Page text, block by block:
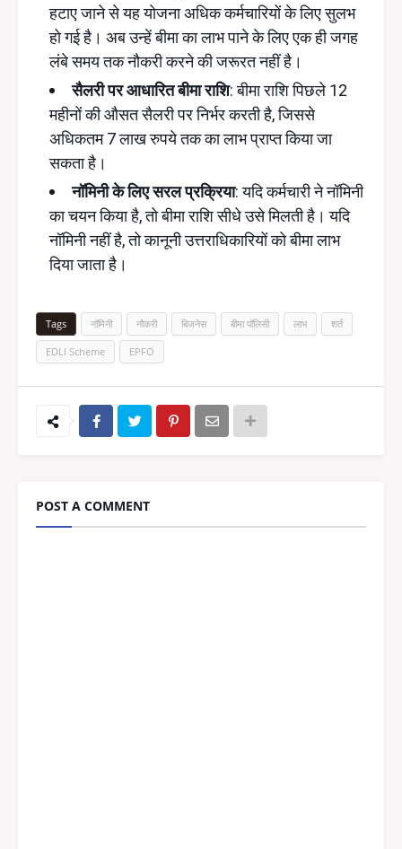
हटाए जाने से यह योजना अधिक कर्मचारियों के लिए सुलभ
हो गई है। अब उन्हें बीमा का लाभ पाने के लिए एक ही जगह
लंबे समय तक नौकरी करने की जरूरत नहीं है।
सैलरी पर आधारित बीमा राशि: बीमा राशि पिछले 12
महीनों की औसत सैलरी पर निर्भर करती है, जिससे
अधिकतम 7 लाख रुपये तक का लाभ प्राप्त किया जा
सकता है।
नॉमिनी के लिए सरल प्रक्रिया: यदि कर्मचारी ने नॉमिनी
का चयन किया है, तो बीमा राशि सीधे उसे मिलती है। यदि
नॉमिनी नहीं है, तो कानूनी उत्तराधिकारियों को बीमा लाभ
दिया जाता है।
Tags नॉमिनी नौकरी बिजनेस बीमा पॉलिसी लाभ शर्त
EDLI Scheme EPFO
POST A COMMENT